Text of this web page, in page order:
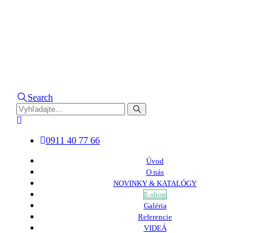
Search
0911 40 77 66
Úvod
O nás
NOVINKY & KATALÓGY
E-shop
Galéria
Referencie
VIDEÁ